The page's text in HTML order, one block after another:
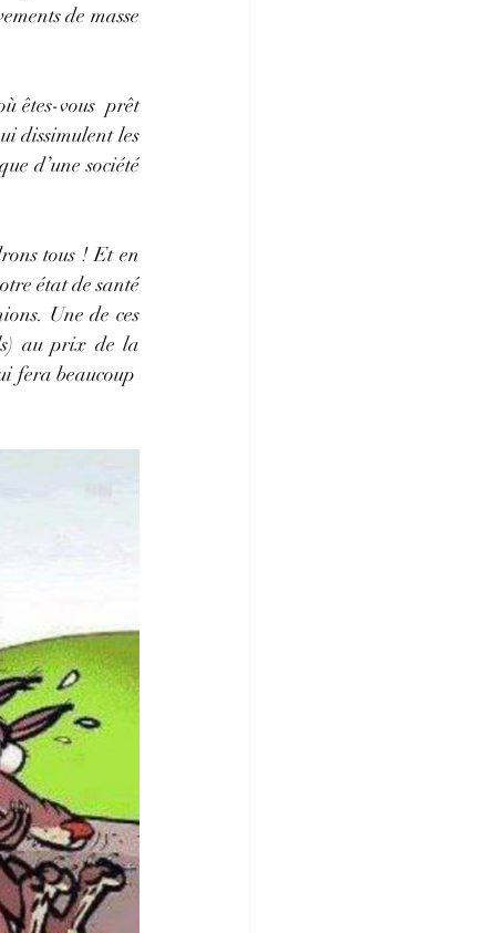
de masse
êtes-vous  prêt
dissimulent les
d’une société
tous ! Et en
état de santé
Une de ces
au prix de la
fera beaucoup